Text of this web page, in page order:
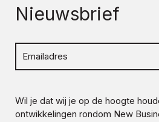
Nieuwsbrief
Wil je dat wij je op de hoogte
ontwikkelingen rondom New